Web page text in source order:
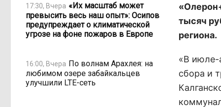
17:30, Вчера «Их масштаб может
превысить весь наш опыт»: Осипов
предупреждает о климатической
угрозе на фоне пожаров в Европе
16:00, Вчера По волнам Арахлея: на
любимом озере забайкальцев
улучшили LTE-сеть
тысяч
региона.
«В июле-
сбора и